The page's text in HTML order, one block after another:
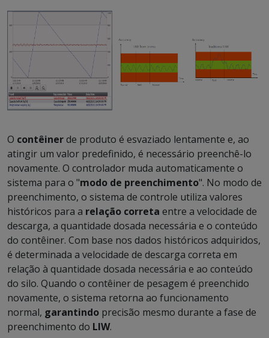
O contêinerde produto é esvaziado lentamente e, ao
atingir um valor predefinido, é necessário preenchê-lo
novamente. O controlador muda automaticamente o
sistema para o "modo de preenchimento". No modo de
preenchimento, o sistema de controle utiliza valores
históricos para a relação correta entre a velocidade de
descarga, a quantidade dosada necessária e o conteúdo
do contêiner. Com base nos dados históricos adquiridos,
é determinada a velocidade de descarga correta em
relação à quantidade dosada necessária e ao conteúdo
do silo. Quando o contêiner de pesagem é preenchido
novamente, o sistema retorna ao funcionamento
normal, garantindo precisão mesmo durante a fase de
preenchimento do LIW.